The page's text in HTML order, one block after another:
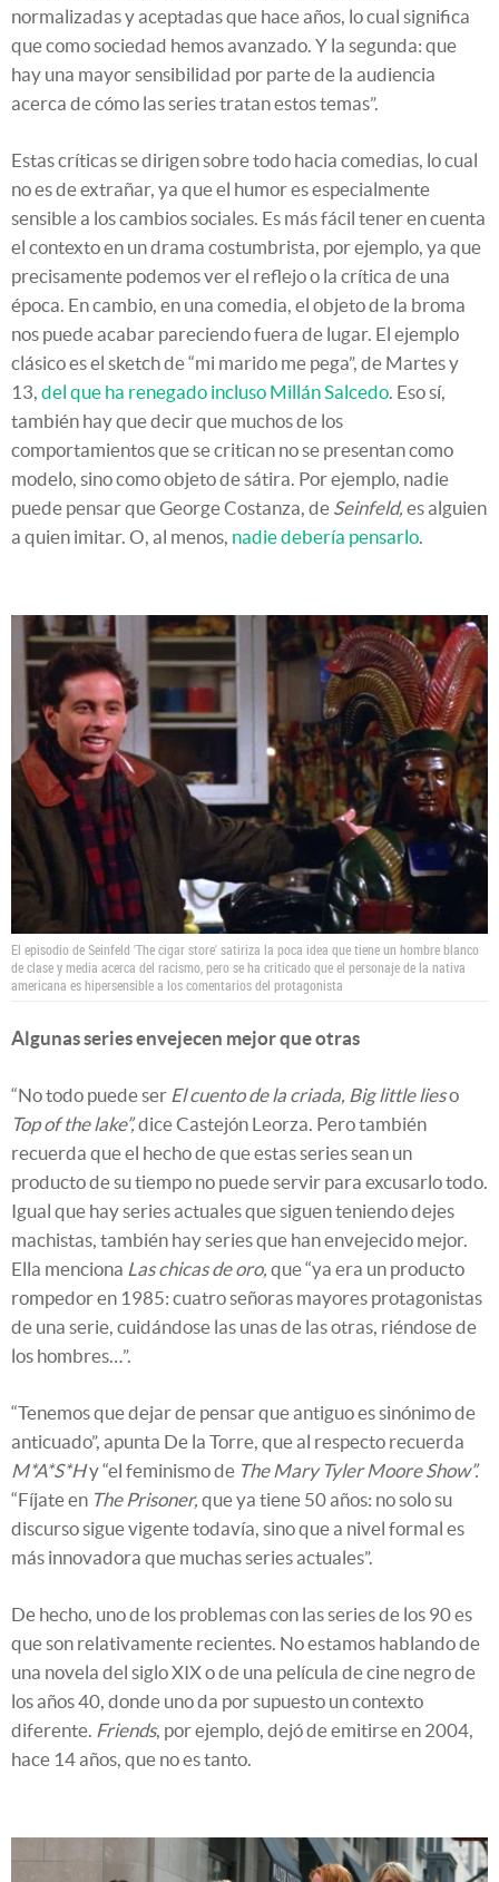
normalizadas y aceptadas que hace años, lo cual significa
que como sociedad hemos avanzado. Y la segunda: que
hay una mayor sensibilidad por parte de la audiencia
acerca de cómo las series tratan estos temas”.
Estas críticas se dirigen sobre todo hacia comedias, lo cual
no es de extrañar, ya que el humor es especialmente
sensible a los cambios sociales. Es más fácil tener en cuenta
el contexto en un drama costumbrista, por ejemplo, ya que
precisamente podemos ver el reflejo o la crítica de una
época. En cambio, en una comedia, el objeto de la broma
nos puede acabar pareciendo fuera de lugar. El ejemplo
clásico es el sketch de “mi marido me pega”, de Martes y
13, del que ha renegado incluso Millán Salcedo. Eso sí,
también hay que decir que muchos de los
comportamientos que se critican no se presentan como
modelo, sino como objeto de sátira. Por ejemplo, nadie
puede pensar que George Costanza, de Seinfeld, es alguien
a quien imitar. O, al menos, nadie debería pensarlo.
El episodio de Seinfeld 'The cigar store' satiriza la poca idea que tiene un hombre blanco
de clase y media acerca del racismo, pero se ha criticado que el personaje de la nativa
americana es hipersensible a los comentarios del protagonista
Algunas series envejecen mejor que otras
“No todo puede ser El cuento de la criada, Big little lieso
Top of the lake”,dice Castejón Leorza. Pero también
recuerda que el hecho de que estas series sean un
producto de su tiempo no puede servir para excusarlo todo.
Igual que hay series actuales que siguen teniendo dejes
machistas, también hay series que han envejecido mejor.
Ella menciona Las chicas de oro, que “ya era un producto
rompedor en 1985: cuatro señoras mayores protagonistas
de una serie, cuidándose las unas de las otras, riéndose de
los hombres…”.
“Tenemos que dejar de pensar que antiguo es sinónimo de
anticuado”, apunta De la Torre, que al respecto recuerda
M*A*S*Hy “el feminismo de The Mary Tyler Moore Show”.
“Fíjate en The Prisoner, que ya tiene 50 años: no solo su
discurso sigue vigente todavía, sino que a nivel formal es
más innovadora que muchas series actuales”.
De hecho, uno de los problemas con las series de los 90 es
que son relativamente recientes. No estamos hablando de
una novela del siglo XIX o de una película de cine negro de
los años 40, donde uno da por supuesto un contexto
diferente. Friends, por ejemplo, dejó de emitirse en 2004,
hace 14 años, que no es tanto.